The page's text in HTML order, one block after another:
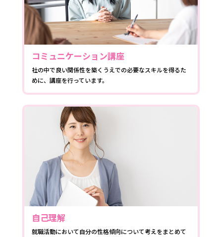
コミュニケーション講座
社の中で良い関係性を築くうえでの必要なスキルを得るた
めに、講座を行っています。
自己理解
就職活動において自分の性格傾向について考えをまとめて